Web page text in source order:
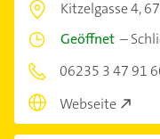
Kitzelgasse 4,
Geöffnet –
06235 3 47 91
Webseite